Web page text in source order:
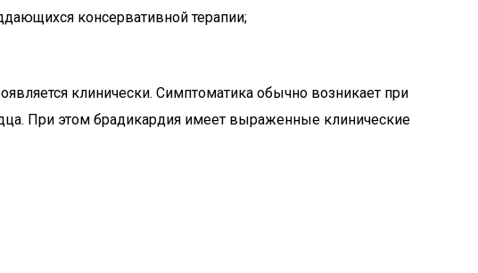
консервативной терапии;
клинически. Симптоматика обычно возникает при
При этом брадикардия имеет выраженные клинические